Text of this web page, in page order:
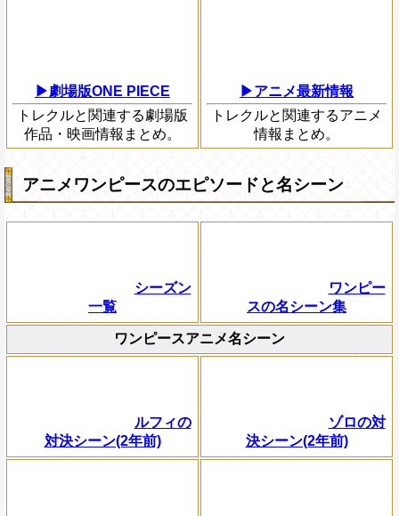
▶劇場版ONE PIECE
トレクルと関連する劇場版
作品・映画情報まとめ。
▶アニメ最新情報
トレクルと関連するアニメ
情報まとめ。
アニメワンピースのエピソードと名シーン
シーズン
一覧
ワンピー
スの名シーン集
ワンピースアニメ名シーン
ルフィの
対決シーン(2年前)
ゾロの対
決シーン(2年前)